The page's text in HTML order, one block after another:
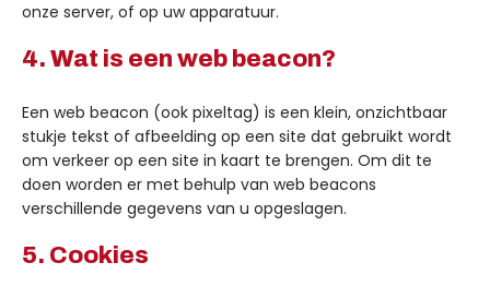
onze server, of op uw apparatuur.
4. Wat is een web beacon?
Een web beacon (ook pixeltag) is een klein, onzichtbaar
stukje tekst of afbeelding op een site dat gebruikt wordt
om verkeer op een site in kaart te brengen. Om dit te
doen worden er met behulp van web beacons
verschillende gegevens van u opgeslagen.
5. Cookies